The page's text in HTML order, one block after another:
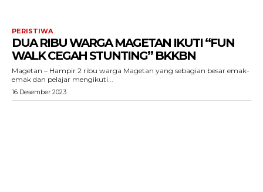
PERISTIWA
DUA RIBU WARGA MAGETAN IKUTI “FUN
WALK CEGAH STUNTING” BKKBN
Magetan – Hampir 2 ribu warga Magetan yang sebagian besar emak-
emak dan pelajar mengikuti...
16 Desember 2023